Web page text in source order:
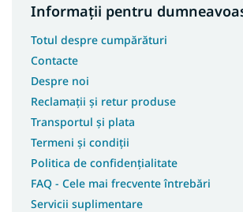
Informații pentru
Totul despre cumpărături
Contacte
Despre noi
Reclamații și retur produse
Transportul și plata
Termeni și condiții
Politica de confidențialitate
FAQ - Cele mai frecvente întrebări
Servicii suplimentare